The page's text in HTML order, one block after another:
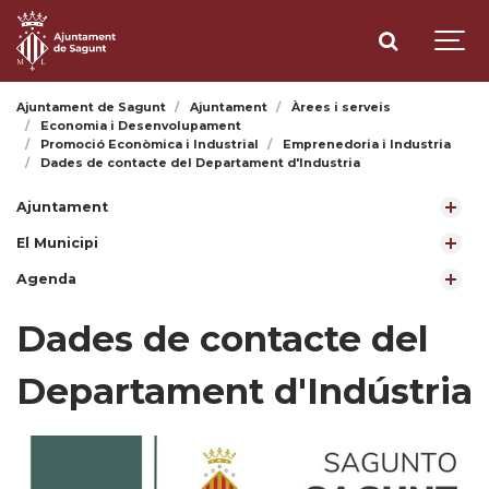
Ajuntament de Sagunt Ajuntament
Àrees i serveis
Economia i Desenvolupament
Promoció Econòmica i Industrial
Emprenedoria i Industria
Dades de contacte del Departament d'Industria
Ajuntament
El Municipi
Agenda
Dades de contacte del
Departament d'Indústria